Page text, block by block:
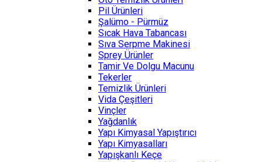
Pil Ürünleri
Şalümo - Pürmüz
Sıcak Hava Tabancası
Sıva Serpme Makinesi
Sprey Ürünler
Tamir Ve Dolgu Macunu
Tekerler
Temizlik Ürünleri
Vida Çeşitleri
Vinçler
Yağdanlık
Yapı Kimyasal Yapıştırıcı
Yapı Kimyasalları
Yapışkanlı Keçe